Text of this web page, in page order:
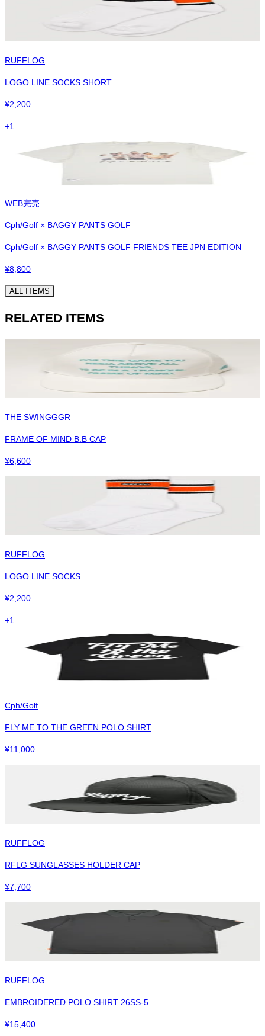
RUFFLOG
LOGO LINE SOCKS SHORT
¥2,200
+1
WEB完売
Cph/Golf × BAGGY PANTS GOLF
Cph/Golf × BAGGY PANTS GOLF FRIENDS TEE JPN EDITION
¥8,800
ALL ITEMS
RELATED ITEMS
THE SWINGGGR
FRAME OF MIND B.B CAP
¥6,600
RUFFLOG
LOGO LINE SOCKS
¥2,200
+1
Cph/Golf
FLY ME TO THE GREEN POLO SHIRT
¥11,000
RUFFLOG
RFLG SUNGLASSES HOLDER CAP
¥7,700
RUFFLOG
EMBROIDERED POLO SHIRT 26SS-5
¥15,400